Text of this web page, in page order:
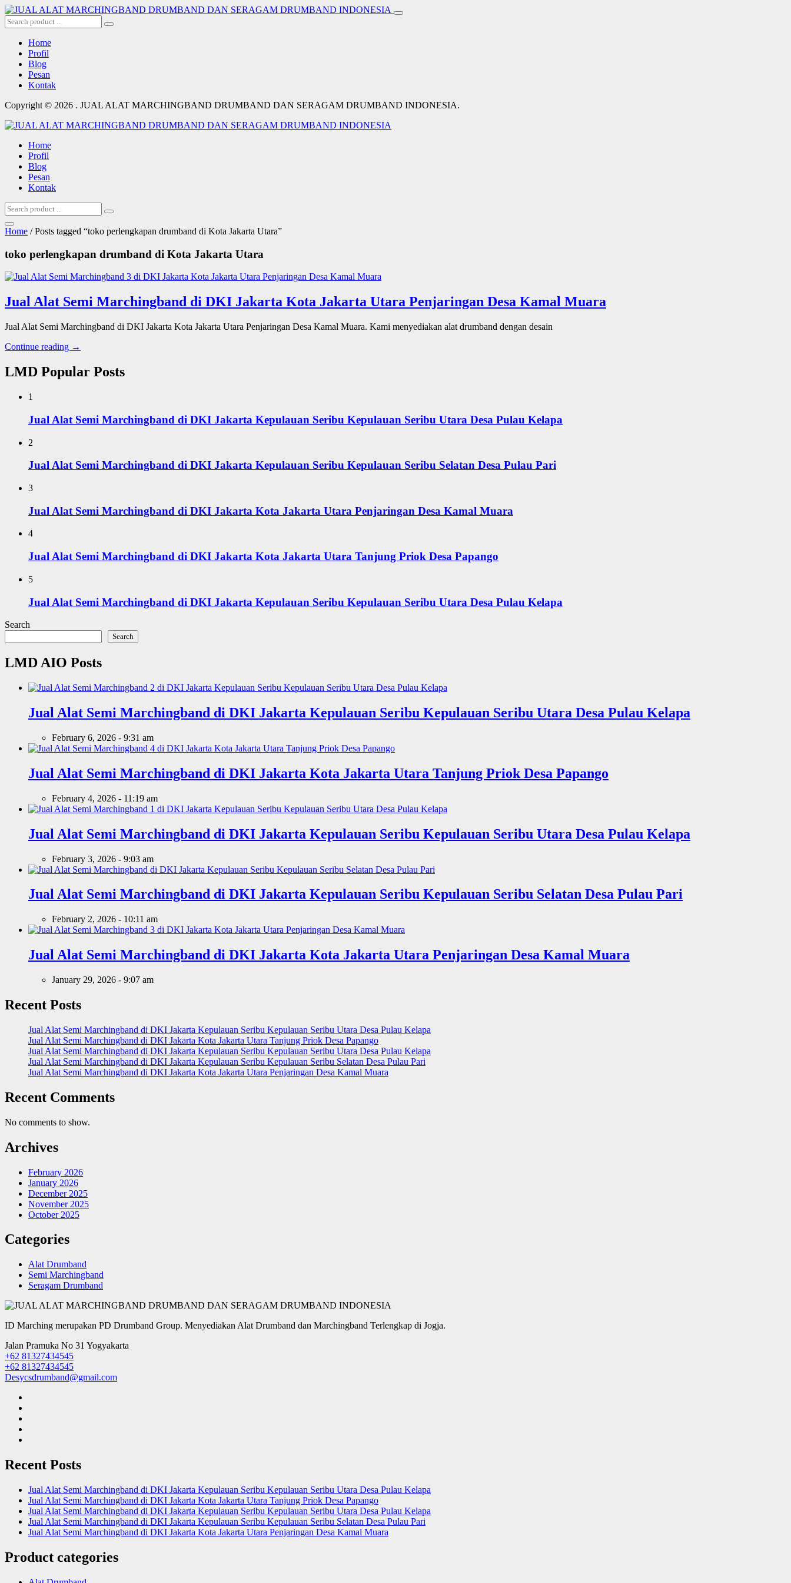
Home
Profil
Blog
Pesan
Kontak
Copyright © 2026 . JUAL ALAT MARCHINGBAND DRUMBAND DAN SERAGAM DRUMBAND INDONESIA.
Home
Profil
Blog
Pesan
Kontak
Home / Posts tagged “toko perlengkapan drumband di Kota Jakarta Utara”
toko perlengkapan drumband di Kota Jakarta Utara
Jual Alat Semi Marchingband di DKI Jakarta Kota Jakarta Utara Penjaringan Desa Kamal Muara
Jual Alat Semi Marchingband di DKI Jakarta Kota Jakarta Utara Penjaringan Desa Kamal Muara. Kami menyediakan alat drumband dengan desain
Continue reading →
LMD Popular Posts
1
Jual Alat Semi Marchingband di DKI Jakarta Kepulauan Seribu Kepulauan Seribu Utara Desa Pulau Kelapa
2
Jual Alat Semi Marchingband di DKI Jakarta Kepulauan Seribu Kepulauan Seribu Selatan Desa Pulau Pari
3
Jual Alat Semi Marchingband di DKI Jakarta Kota Jakarta Utara Penjaringan Desa Kamal Muara
4
Jual Alat Semi Marchingband di DKI Jakarta Kota Jakarta Utara Tanjung Priok Desa Papango
5
Jual Alat Semi Marchingband di DKI Jakarta Kepulauan Seribu Kepulauan Seribu Utara Desa Pulau Kelapa
Search
Search
LMD AIO Posts
Jual Alat Semi Marchingband di DKI Jakarta Kepulauan Seribu Kepulauan Seribu Utara Desa Pulau Kelapa
February 6, 2026 - 9:31 am
Jual Alat Semi Marchingband di DKI Jakarta Kota Jakarta Utara Tanjung Priok Desa Papango
February 4, 2026 - 11:19 am
Jual Alat Semi Marchingband di DKI Jakarta Kepulauan Seribu Kepulauan Seribu Utara Desa Pulau Kelapa
February 3, 2026 - 9:03 am
Jual Alat Semi Marchingband di DKI Jakarta Kepulauan Seribu Kepulauan Seribu Selatan Desa Pulau Pari
February 2, 2026 - 10:11 am
Jual Alat Semi Marchingband di DKI Jakarta Kota Jakarta Utara Penjaringan Desa Kamal Muara
January 29, 2026 - 9:07 am
Recent Posts
Jual Alat Semi Marchingband di DKI Jakarta Kepulauan Seribu Kepulauan Seribu Utara Desa Pulau Kelapa
Jual Alat Semi Marchingband di DKI Jakarta Kota Jakarta Utara Tanjung Priok Desa Papango
Jual Alat Semi Marchingband di DKI Jakarta Kepulauan Seribu Kepulauan Seribu Utara Desa Pulau Kelapa
Jual Alat Semi Marchingband di DKI Jakarta Kepulauan Seribu Kepulauan Seribu Selatan Desa Pulau Pari
Jual Alat Semi Marchingband di DKI Jakarta Kota Jakarta Utara Penjaringan Desa Kamal Muara
Recent Comments
No comments to show.
Archives
February 2026
January 2026
December 2025
November 2025
October 2025
Categories
Alat Drumband
Semi Marchingband
Seragam Drumband
ID Marching merupakan PD Drumband Group. Menyediakan Alat Drumband dan Marchingband Terlengkap di Jogja.
Jalan Pramuka No 31 Yogyakarta
+62 81327434545
+62 81327434545
Desycsdrumband@gmail.com
Recent Posts
Jual Alat Semi Marchingband di DKI Jakarta Kepulauan Seribu Kepulauan Seribu Utara Desa Pulau Kelapa
Jual Alat Semi Marchingband di DKI Jakarta Kota Jakarta Utara Tanjung Priok Desa Papango
Jual Alat Semi Marchingband di DKI Jakarta Kepulauan Seribu Kepulauan Seribu Utara Desa Pulau Kelapa
Jual Alat Semi Marchingband di DKI Jakarta Kepulauan Seribu Kepulauan Seribu Selatan Desa Pulau Pari
Jual Alat Semi Marchingband di DKI Jakarta Kota Jakarta Utara Penjaringan Desa Kamal Muara
Product categories